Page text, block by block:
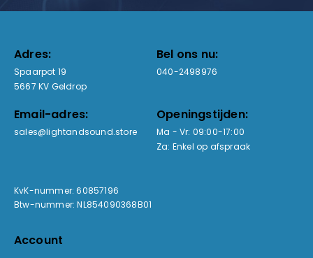
Adres:
Spaarpot 19
5667 KV Geldrop
Bel ons nu:
040-2498976
Email-adres:
sales@lightandsound.store
Openingstijden:
Ma - Vr: 09:00-17:00
Za: Enkel op afspraak
KvK-nummer: 60857196
Btw-nummer: NL854090368B01
Account